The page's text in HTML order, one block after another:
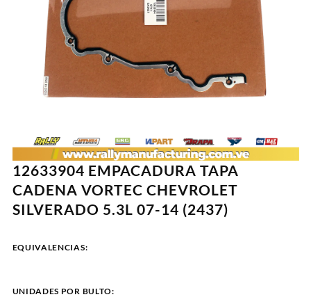
12633904 EMPACADURA TAPA
CADENA VORTEC CHEVROLET
SILVERADO 5.3L 07-14 (2437)
EQUIVALENCIAS:
UNIDADES POR BULTO: